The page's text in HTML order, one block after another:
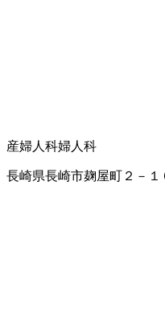
産婦人科婦人科
長崎県長崎市麹屋町２－１